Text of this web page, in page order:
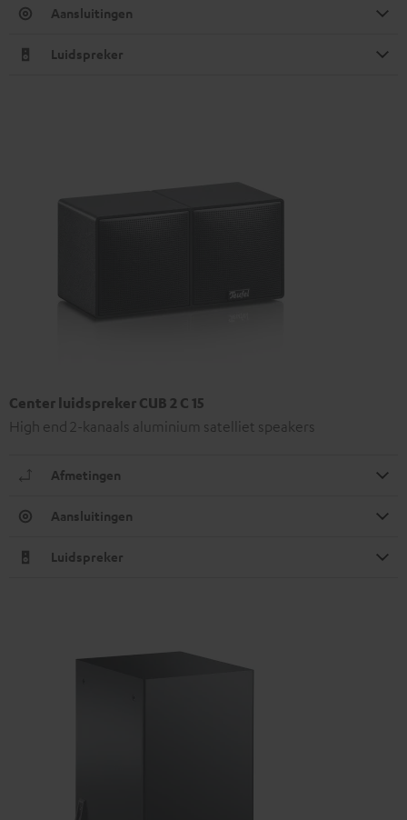
Aansluitingen
Luidspreker
Center luidspreker CUB 2 C 15
High end 2-kanaals aluminium satelliet speakers
Afmetingen
Aansluitingen
Luidspreker